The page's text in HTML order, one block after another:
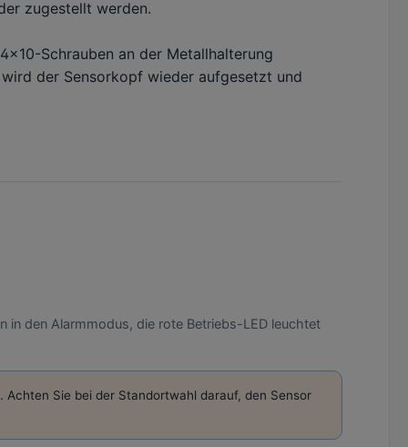
zugestellt werden.
Schrauben an der Metallhalterung
der Sensorkopf wieder aufgesetzt und
in den Alarmmodus, die rote Betriebs-LED leuchtet
Sie bei der Standortwahl darauf, den Sensor